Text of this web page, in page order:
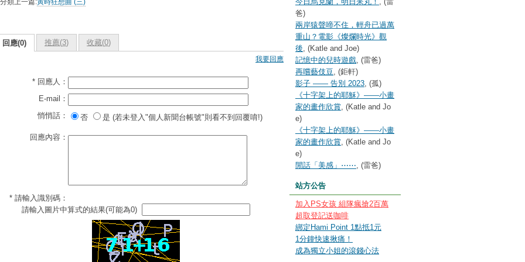
類上一篇:寅時狂想曲 (三)
回應(0) 推薦(3) 收藏(0)
我要回應
* 回應人：
E-mail：
悄悄話：
否 是 (若未登入"個人新聞台帳號"則看不到回覆唷!)
回應內容：
* 請輸入識別碼：
請輸入圖片中算式的結果(可能為0)
爸)
兩岸猿聲啼不住，輕舟已過萬
重山？電影《燦爛時光》觀
後, (Katle and Joe)
記憶中的兒時遊戲, (雷爸)
再嚐藝伎豆, (鉅軒)
影子 —— 告別 2023, (孤)
《十字架上的耶穌》——小畫
家的畫作欣賞, (Katle and Jo
e)
《十字架上的耶穌》——小畫
家的畫作欣賞, (Katle and Jo
e)
閒話「美感」⋯⋯, (雷爸)
站方公告
加入PS女孩 組隊瘋搶2百萬
超取登記送咖啡
綁定Hami Point 1點抵1元
1分鐘快速揪痛！
成為獨立小姐的滾錢心法